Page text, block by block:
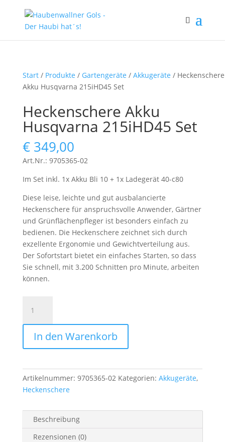
Start/ Produkte / Gartengeräte / Akkugeräte / Heckenschere
Akku Husqvarna 215iHD45 Set
Heckenschere Akku
Husqvarna 215iHD45 Set
€349,00
Art.Nr.: 9705365-02
Im Set inkl. 1x Akku Bli 10 + 1x Ladegerät 40-c80
Diese leise, leichte und gut ausbalancierte
Heckenschere für anspruchsvolle Anwender, Gärtner
und Grünflächenpfleger ist besonders einfach zu
bedienen. Die Heckenschere zeichnet sich durch
exzellente Ergonomie und Gewichtverteilung aus.
Der Sofortstart bietet ein einfaches Starten, so dass
Sie schnell, mit 3.200 Schnitten pro Minute, arbeiten
können.
Akku
Husqvarna
215iHD45
Set
In den Warenkorb
Artikelnummer: 9705365-02 Kategorien: Akkugeräte,
Heckenschere
Beschreibung
Rezensionen (0)